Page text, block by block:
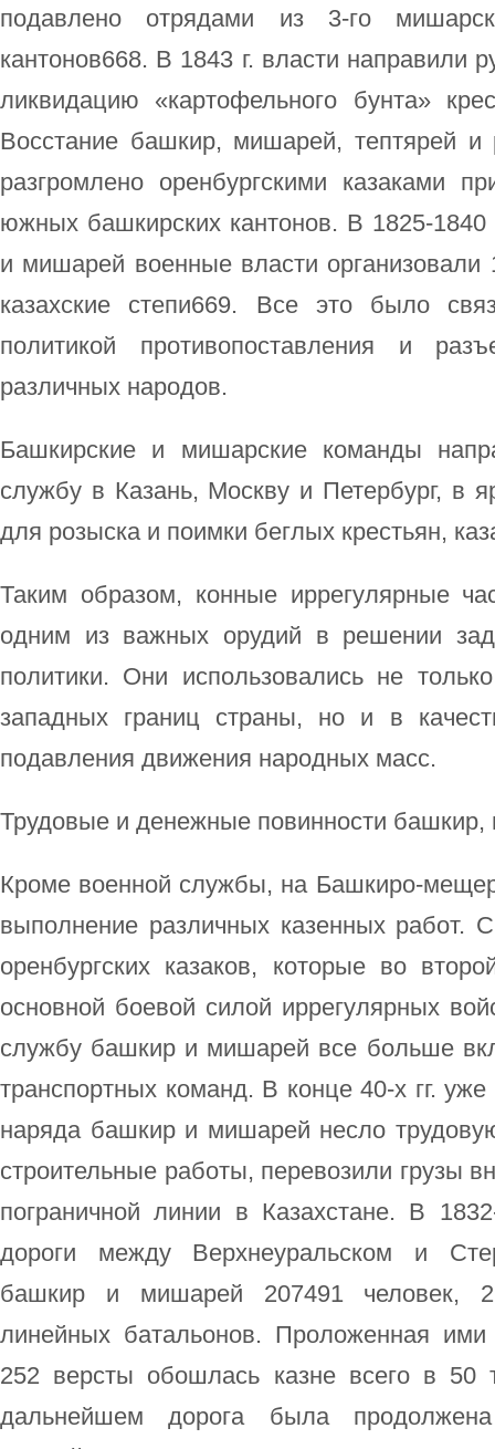
подавлено отрядами из 3-го
кантонов668. В 1843 г. власти направили
ликвидацию «картофельного бунта»
Восстание башкир, мишарей, тептярей и
разгромлено оренбургскими казаками
южных башкирских кантонов. В 1825-1840
и мишарей военные власти организовали
казахские степи669. Все это было
политикой противопоставления и
различных народов.
Башкирские и мишарские команды
службу в Казань, Москву и Петербург, в
для розыска и поимки беглых крестьян,
Таким образом, конные иррегулярные
одним из важных орудий в решении
политики. Они использовались не
западных границ страны, но и в
подавления движения народных масс.
Трудовые и денежные повинности башкир,
Кроме военной службы, на Башкиро-
выполнение различных казенных работ.
оренбургских казаков, которые во
основной боевой силой иррегулярных
службу башкир и мишарей все больше
транспортных команд. В конце 40-х гг.
наряда башкир и мишарей несло
строительные работы, перевозили грузы
пограничной линии в Казахстане. В
дороги между Верхнеуральском и
башкир и мишарей 207491 человек,
линейных батальонов. Проложенная
252 версты обошлась казне всего в 50
дальнейшем дорога была